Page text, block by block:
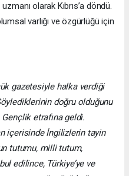
olarak Kıbrıs’a döndü.
varlığı ve özgürlüğü için
gazetesiyle halka verdiği
doğru olduğunu
etrafına geldi.
içerisinde İngilizlerin tayin
tutumu, milli tutum,
edilince, Türkiye’ye ve